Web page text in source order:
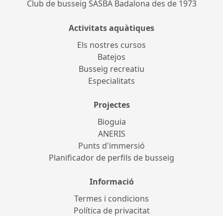
Club de busseig SASBA Badalona des de 1973
Activitats aquàtiques
Els nostres cursos
Batejos
Busseig recreatiu
Especialitats
Projectes
Bioguia
ANERIS
Punts d'immersió
Planificador de perfils de busseig
Informació
Termes i condicions
Política de privacitat